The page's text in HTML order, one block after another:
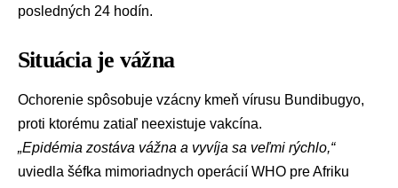
posledných 24 hodín.
Situácia je vážna
Ochorenie spôsobuje vzácny kmeň vírusu Bundibugyo,
proti ktorému zatiaľ neexistuje vakcína.
„Epidémia zostáva vážna a vyvíja sa veľmi rýchlo,“
uviedla šéfka mimoriadnych operácií WHO preAfriku